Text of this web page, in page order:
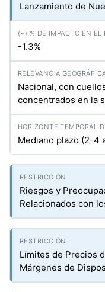
Lanzamiento de
-1.3%
Nacional, con
concentrados en la
Mediano plazo (2-4
Riesgos y
Relacionados con
Límites de Precios
Márgenes de